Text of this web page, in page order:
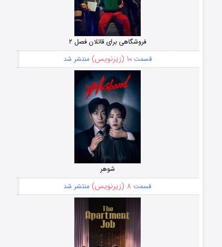
فروشگاهی برای قاتلان فصل ۲
قسمت۱۰ (زیرنویس) منتشر شد
شوهر
قسمت ۸ (زیرنویس) منتشر شد